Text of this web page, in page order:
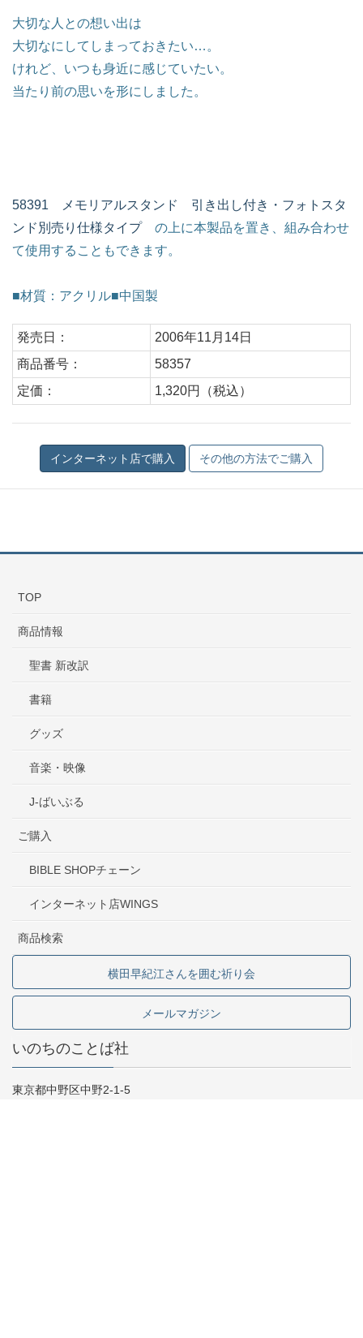
大切な人との想い出は
大切なにしてしまっておきたい…。
けれど、いつも身近に感じていたい。
当たり前の思いを形にしました。
58391 メモリアルスタンド 引き出し付き・フォトスタ
ンド別売り仕様タイプの上に本製品を置き、組み合わせ
て使用することもできます。
■材質：アクリル■中国製
発売日：
2006年11月14日
商品番号：
58357
定価：
1,320円（税込）
TOP
商品情報
聖書 新改訳
書籍
グッズ
音楽・映像
J-ばいぶる
ご購入
BIBLE SHOPチェーン
インターネット店WINGS
商品検索
横田早紀江さんを囲む祈り会
メールマガジン
いのちのことば社
東京都中野区中野2-1-5